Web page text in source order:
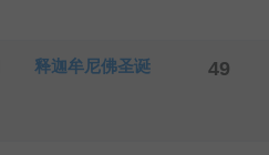
释迦牟尼佛圣诞 49